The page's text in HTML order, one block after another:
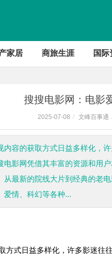
家居 商旅生涯 国际
搜搜电影网：电影
2025-07-08 / 文峰百事通
内容的获取方式日益多样化，
电影网凭借其丰富的资源和用
从最新的院线大片到经典的老
爱情、科幻等各种...
方式日益多样化，许多影迷往